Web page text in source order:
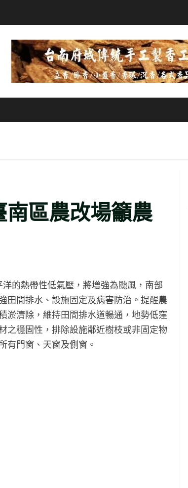
區農改場籲農
的熱帶性低氣壓，將增強為颱風，南部
田間排水、設施固定及病害防治。提醒農
淤清除，維持田間排水道暢通，地勢低窪
之穩固性，排除設施鄰近樹枝或非固定物
有門窗、天窗及側窗。